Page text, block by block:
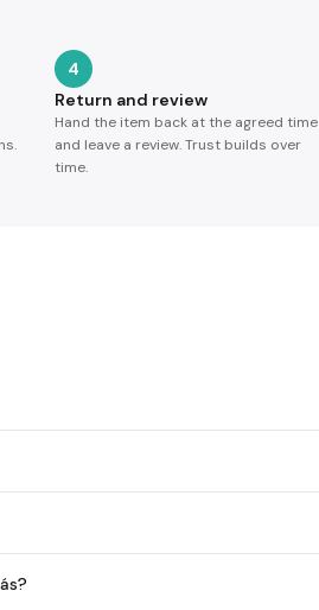
4
Return and review
Hand the item back at the agreed time
and leave a review. Trust builds over
time.